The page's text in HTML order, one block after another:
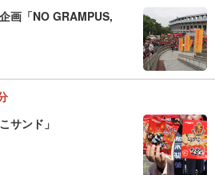
画「NO GRAMPUS,
サンド」